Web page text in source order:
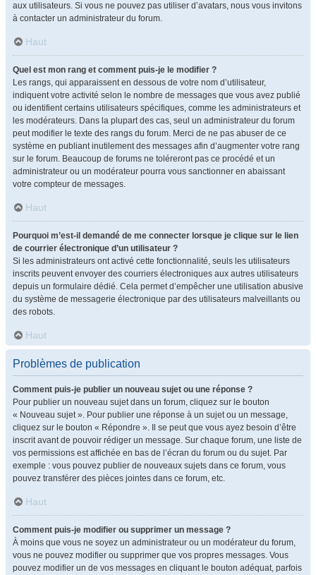
aux utilisateurs. Si vous ne pouvez pas utiliser d’avatars, nous vous invitons
à contacter un administrateur du forum.
Haut
Quel est mon rang et comment puis-je le modifier ?
Les rangs, qui apparaissent en dessous de votre nom d’utilisateur,
indiquent votre activité selon le nombre de messages que vous avez publié
ou identifient certains utilisateurs spécifiques, comme les administrateurs et
les modérateurs. Dans la plupart des cas, seul un administrateur du forum
peut modifier le texte des rangs du forum. Merci de ne pas abuser de ce
système en publiant inutilement des messages afin d’augmenter votre rang
sur le forum. Beaucoup de forums ne toléreront pas ce procédé et un
administrateur ou un modérateur pourra vous sanctionner en abaissant
votre compteur de messages.
Haut
Pourquoi m’est-il demandé de me connecter lorsque je clique sur le lien
de courrier électronique d’un utilisateur ?
Si les administrateurs ont activé cette fonctionnalité, seuls les utilisateurs
inscrits peuvent envoyer des courriers électroniques aux autres utilisateurs
depuis un formulaire dédié. Cela permet d’empêcher une utilisation abusive
du système de messagerie électronique par des utilisateurs malveillants ou
des robots.
Haut
Problèmes de publication
Comment puis-je publier un nouveau sujet ou une réponse ?
Pour publier un nouveau sujet dans un forum, cliquez sur le bouton
« Nouveau sujet ». Pour publier une réponse à un sujet ou un message,
cliquez sur le bouton « Répondre ». Il se peut que vous ayez besoin d’être
inscrit avant de pouvoir rédiger un message. Sur chaque forum, une liste de
vos permissions est affichée en bas de l’écran du forum ou du sujet. Par
exemple : vous pouvez publier de nouveaux sujets dans ce forum, vous
pouvez transférer des pièces jointes dans ce forum, etc.
Haut
Comment puis-je modifier ou supprimer un message ?
À moins que vous ne soyez un administrateur ou un modérateur du forum,
vous ne pouvez modifier ou supprimer que vos propres messages. Vous
pouvez modifier un de vos messages en cliquant le bouton adéquat, parfois